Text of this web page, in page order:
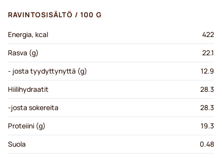
RAVINTOSISÄLTÖ / 100 G
Energia, kcal
422
Rasva (g)
22.1
- josta tyydyttynyttä (g)
12.9
Hiilihydraatit
28.3
-josta sokereita
28.3
Proteiini (g)
19.3
Suola
0.48